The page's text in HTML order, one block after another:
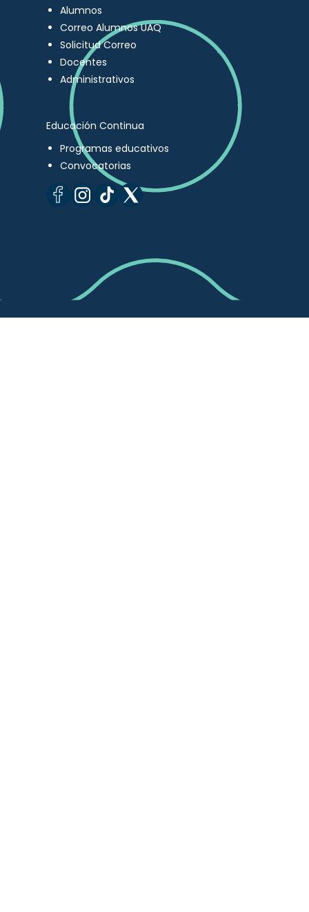
Alumnos
Correo Alumnos UAQ
Solicitud Correo
Docentes
Administrativos
Educación Continua
Programas educativos
Convocatorias